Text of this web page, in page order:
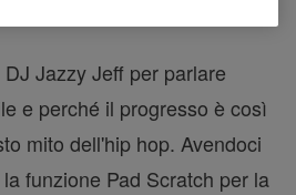
Jazzy Jeff per parlare
e perché il progresso è così
mito dell'hip hop. Avendoci
funzione Pad Scratch per la